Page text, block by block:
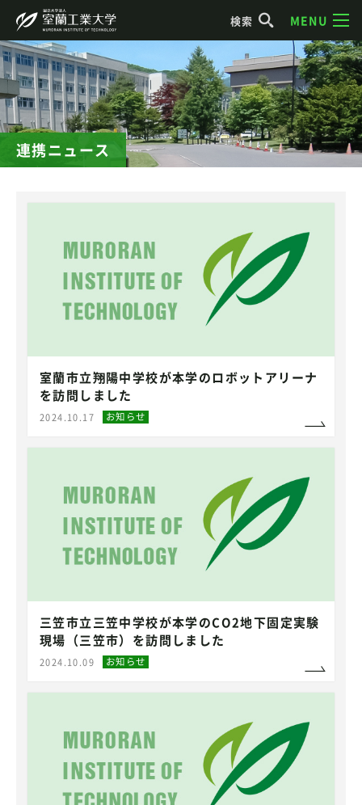
検索 MENU
連携ニュース
室蘭市立翔陽中学校が本学のロボットアリーナ
を訪問しました
2024.10.17 お知らせ
三笠市立三笠中学校が本学のCO2地下固定実験
現場（三笠市）を訪問しました
2024.10.09 お知らせ